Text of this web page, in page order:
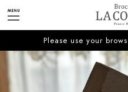
Please use your